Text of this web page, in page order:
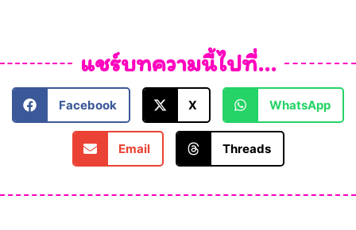
แชร์บทความนี้ไปที่...
Facebook X WhatsApp
Email Threads